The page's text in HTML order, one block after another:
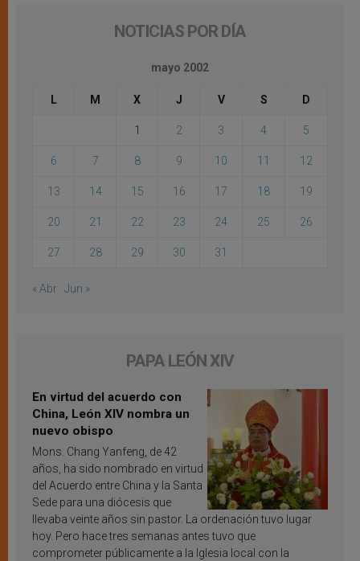
NOTICIAS POR DÍA
mayo 2002
L M X J V S D
1 2 3 4 5
6 7 8 9 10 11 12
13 14 15 16 17 18 19
20 21 22 23 24 25 26
27 28 29 30 31
« Abr Jun »
PAPA LEÓN XIV
En virtud del acuerdo con
China, León XIV nombra un
nuevo obispo
Mons. Chang Yanfeng, de 42
años, ha sido nombrado en virtud
del Acuerdo entre China y la Santa
Sede para una diócesis que
llevaba veinte años sin pastor. La ordenación tuvo lugar
hoy. Pero hace tres semanas antes tuvo que
comprometer públicamente a la Iglesia local con la